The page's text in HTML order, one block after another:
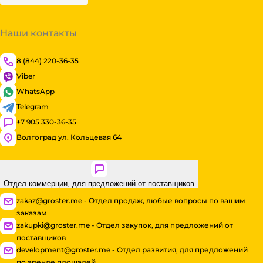
Наши контакты
8 (844) 220-36-35
Viber
WhatsApp
Telegram
+7 905 330-36-35
Волгоград ул. Кольцевая 64
Отдел коммерции, для предложений от поставщиков
zakaz@groster.me - Отдел продаж, любые вопросы по вашим
заказам
zakupki@groster.me - Отдел закупок, для предложений от
поставщиков
development@groster.me - Отдел развития, для предложений